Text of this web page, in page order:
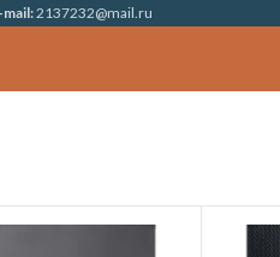
mail:2137232@mail.ru